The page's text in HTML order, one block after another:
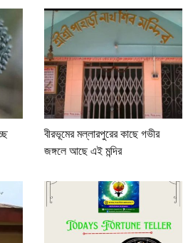
বীরভূমের মল্লারপুরের কাছে গভীর
জঙ্গলে আছে এই মন্দির